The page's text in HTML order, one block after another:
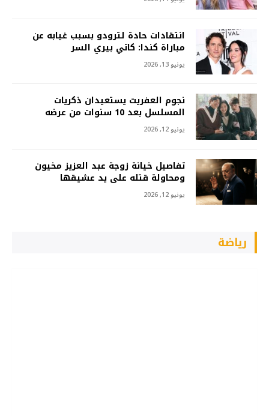
انتقادات حادة لترودو بسبب غيابه عن
مباراة كندا: كاتي بيري السر
يونيو 13, 2026
نجوم العفريت يستعيدان ذكريات
المسلسل بعد 10 سنوات من عرضه
يونيو 12, 2026
تفاصيل خيانة زوجة عبد العزيز مخيون
ومحاولة قتله على يد عشيقها
يونيو 12, 2026
رياضة